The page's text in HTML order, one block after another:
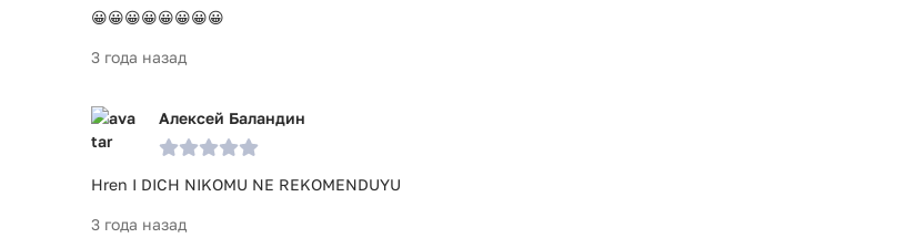
😀😀😀😀😀😀😀😀
3 года назад
Алексей Баландин
Hren I DICH NIKOMU NE REKOMENDUYU
3 года назад